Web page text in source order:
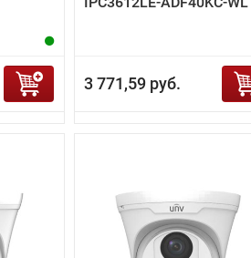
3 771,59 руб.